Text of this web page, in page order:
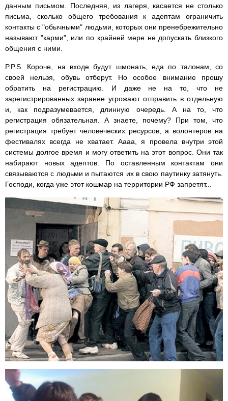
данным письмом. Последняя, из лагеря, касается не столько
письма, сколько общего требования к адептам ограничить
контакты с "обычными" людьми, которых они пренебрежительно
называют "карми", или по крайней мере не допускать близкого
общения с ними.
P.P.S. Короче, на входе будут шмонать, еда по талонам, со
своей нельзя, обувь отберут. Но особое внимание прошу
обратить на регистрацию. И даже не на то, что не
зарегистрированных заранее угрожают отправить в отдельную
и, как подразумевается, длинную очередь. А на то, что
регистрация обязательная. А знаете, почему? При том, что
регистрация требует человеческих ресурсов, а волонтеров на
фестивалях всегда не хватает. Аааа, я провела внутри этой
системы долгое время и могу ответить на этот вопрос. Они так
набирают новых адептов. По оставленным контактам они
связываются с людьми и пытаются их в свою паутинку затянуть.
Господи, когда уже этот кошмар на территории РФ запретят...